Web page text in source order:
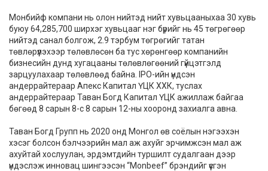
Монбийф компани нь олон нийтэд нийт хувьцааныхаа 30 хувь
буюу 64,285,700 ширхэг хувьцааг нэг бүрийг нь 45 төгрөгөөр
нийтэд санал болгож, 2.9 тэрбум төгрөгийг татан
төвлөрүүлэхээр төлөвлөсөн ба тус хөрөнгөөр компанийн
бизнесийн дунд хугацааны төлөвлөгөөний гүйцэтгэлд
зарцуулахаар төлөвлөөд байна. IPO-ийн үндсэн
андеррайтераар Апекс Капитал ҮЦК ХХК, туслах
андеррайтераар Таван Богд Капитал ҮЦК ажиллаж байгаа
бөгөөд 8 сарын 8-с 8 сарын 12-ны хооронд захиалга авна.
Таван Богд Групп нь 2020 онд Монгол өв соёлын нэгээхэн
хэсэг болсон бэлчээрийн мал аж ахуйг эрчимжсэн мал аж
ахуйтай хослуулан, эрдэмтдийн туршилт судалгаан дээр
үндэслэж инновац шингээсэн “Monbeef” брэндийг үүсгэн